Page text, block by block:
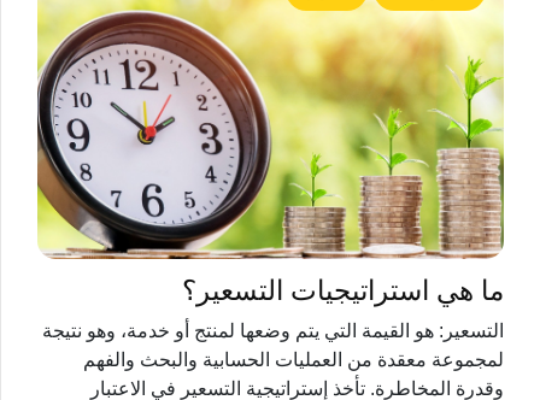
ما هي استراتيجيات التسعير؟
التسعير: هو القيمة التي يتم وضعها لمنتج أو خدمة، وهو نتيجة
لمجموعة معقدة من العمليات الحسابية والبحث والفهم
وقدرة المخاطرة. تأخذ إستراتيجية التسعير في الاعتبار